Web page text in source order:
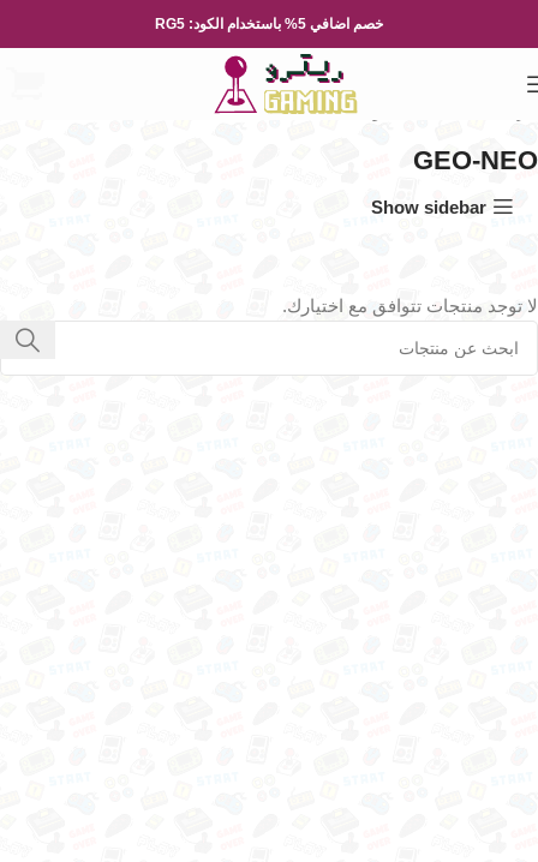
خصم اضافي 5% باستخدام الكود: RG5
GEO-NEO
GEO-NEO
Show sidebar
لا توجد منتجات تتوافق مع اختيارك.